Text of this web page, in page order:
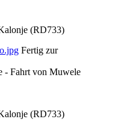
- Fahrt von Muwele
(RD733)
zur Weitergabe
- Fahrt von Muwele